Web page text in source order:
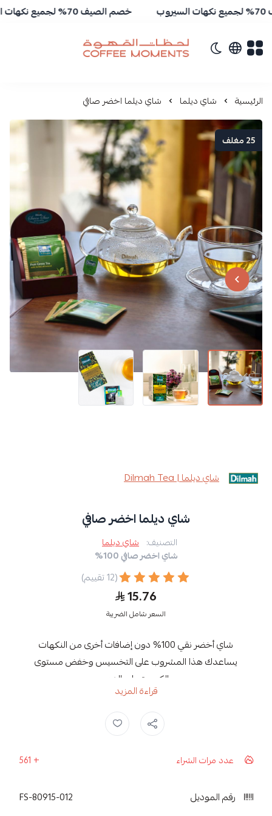
خصم الصيف 70% لجميع نكهات السيروب
تبديل الوضع الداكن
لحظات القهوة | Coffee Moments
الرئيسية شاي ديلما شاي ديلما اخضر صافي
25 مغلف
شاي ديلما | Dilmah Tea
شاي ديلما اخضر صافي
التصنيف: شاي ديلما
شاي اخضر صافي 100%
(12 تقييم)
15.76
السعر شامل الضريبة
شاي أخضر نقي 100% دون إضافات أخرى من النكهات
يساعدك هذا المشروب على التخسيس وخفض مستوى
الكريسترول بالدم.
معلومة تهمك عند الشراء:
يُحافظ الشاي على خصائصه الأساسية عند زيادة مدة نقعه في
نفس الكوب دون تأثيرات ملحوظة على نكهته ولونه أو زيادة
مشروب سيلاني 100% غني بمضادات الأكسدة والذي يتبع
قراءة المزيد
شاهي اخضر , شاي اخضر ,
عدد مرات الشراء 592
رقم الموديل 80915-012-FS